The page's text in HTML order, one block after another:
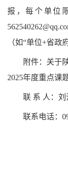
报，每个单位
（如“单位+省政
附件：关于
2025年度重点课
联 系 人：刘
联系电话：